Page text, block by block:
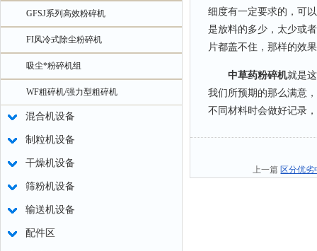
GFSJ系列高效粉碎机
FI风冷式除尘粉碎机
吸尘*粉碎机组
WF粗碎机/强力型粗碎机
混合机设备
制粒机设备
干燥机设备
筛粉机设备
输送机设备
配件区
细度有一定要求的，可
是放料的多少，太少或
片都盖不住，那样的效
中草药粉碎机就是
我们所预期的那么满意
不同材料时会做好记录
上一篇 区分优